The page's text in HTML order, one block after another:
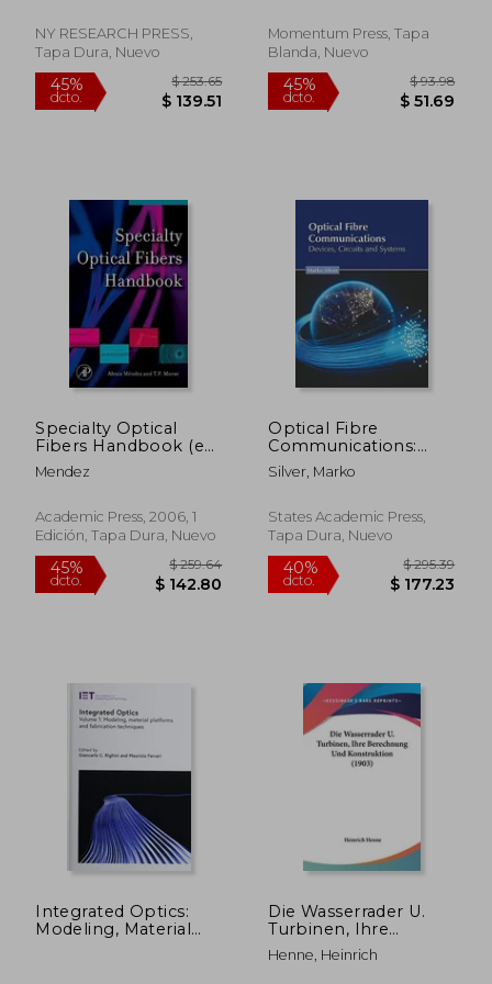
45%
dcto. $ 273.95
45%
dcto.
45% 40%
NY RESEARCH PRESS,
Tapa Dura, Nuevo
Fundamental
Concepts (en Inglés)
Momentum Press, Tapa
Blanda, Nuevo
Specialty Optical
Fibers Handbook (en
Inglés)
Mendez
Academic Press, 2006, 1
Edición, Tapa Dura, Nuevo
Optical Fibre
Communications:
Devices, Circuits and
Systems (en Inglés)
Silver, Marko
States Academic Press,
Tapa Dura, Nuevo
Integrated Optics:
Modeling, Material
Die Wasserrader U.
Turbinen, Ihre
Berechnung Und
Konstruktion (1903)
Henne, Heinrich